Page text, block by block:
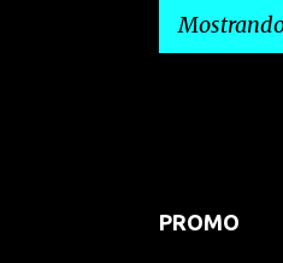
r
PROMO